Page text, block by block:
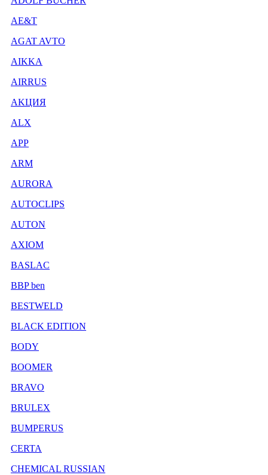
AE&T
AGAT AVTO
AIKKA
AIRRUS
AKЦИЯ
ALX
APP
ARM
AURORA
AUTOCLIPS
AUTON
AXIOM
BASLAC
BBP ben
BESTWELD
BLACK EDITION
BODY
BOOMER
BRAVO
BRULEX
BUMPERUS
CERTA
CHEMICAL RUSSIAN